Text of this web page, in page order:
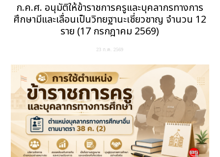
ก.ค.ศ. อนุมัติให้ข้าราชการครูและบุคลากรทางการ
ศึกษามีและเลื่อนเป็นวิทยฐานะเชี่ยวชาญ จำนวน 12
ราย (17 กรกฎาคม 2569)
23 ก.ค. 2569